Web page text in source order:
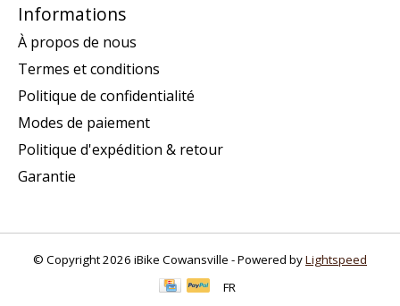
Informations
À propos de nous
Termes et conditions
Politique de confidentialité
Modes de paiement
Politique d'expédition & retour
Garantie
© Copyright 2026 iBike Cowansville - Powered byLightspeed
FR